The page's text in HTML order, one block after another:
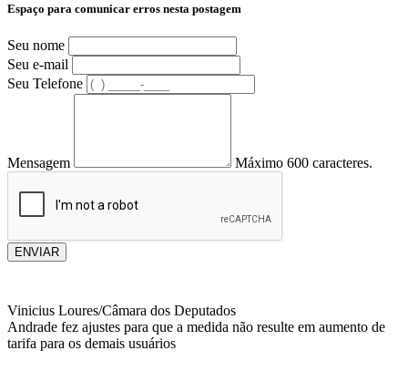
Espaço para comunicar erros nesta postagem
Seu nome
Seu e-mail
Seu Telefone
Mensagem Máximo 600 caracteres.
ENVIAR
Vinicius Loures/Câmara dos Deputados
Andrade fez ajustes para que a medida não resulte em aumento de
tarifa para os demais usuários